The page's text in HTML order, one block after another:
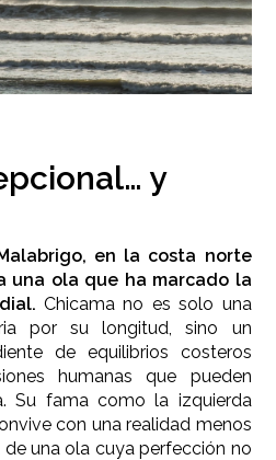
y
en la costa norte
una ola que ha marcado la
Chicama no es solo una
por su longitud, sino un
de equilibrios costeros
humanas que pueden
Su fama como la izquierda
con una realidad menos
una ola cuya perfección no